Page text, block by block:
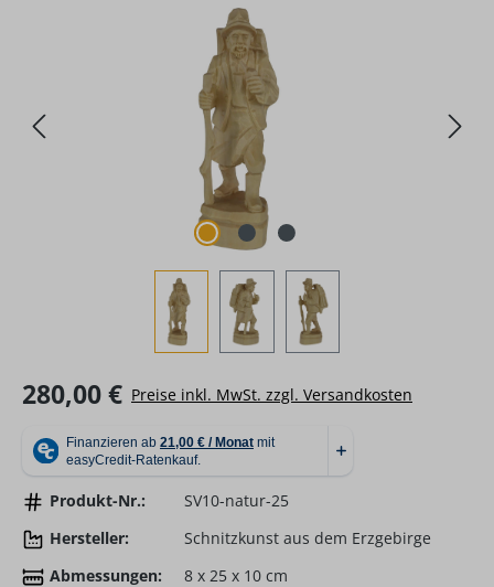
Bildergalerie überspringen
Regulärer Preis:
280,00 € Preise inkl. MwSt. zzgl. Versandkosten
Produkt-Nr.:
SV10-natur-25
Hersteller:
Schnitzkunst aus dem Erzgebirge
Abmessungen:
8 x 25 x 10 cm